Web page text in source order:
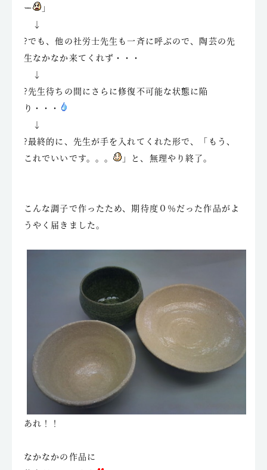
ー
」
↓
?でも、他の社労士先生も一斉に呼ぶので、陶芸の先
生なかなか来てくれず・・・
↓
?先生待ちの間にさらに修復不可能な状態に陥
り・・・
↓
?最終的に、先生が手を入れてくれた形で、「もう、
これでいいです。。。
」と、無理やり終了。
こんな調子で作ったため、期待度０％だった作品がよ
うやく届きました。
あれ！！
なかなかの作品に